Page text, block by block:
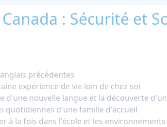
: Sécurité et
précédentes
expérience de vie loin de chez soi
d'une nouvelle langue et la découverte
quotidiennes d'une famille d'accueil
la fois dans l'école et les environnements